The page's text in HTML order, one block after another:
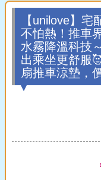
【unilove】
不怕熱！推車
水霧降溫科技
出乘坐更舒服
扇推車涼墊，